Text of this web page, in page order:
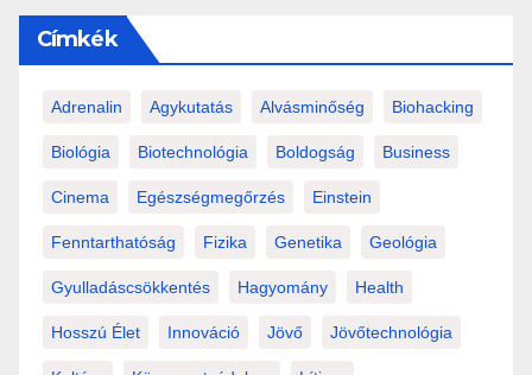
Címkék
Adrenalin Agykutatás Alvásminőség Biohacking
Biológia Biotechnológia Boldogság Business
Cinema Egészségmegőrzés Einstein
Fenntarthatóság Fizika Genetika Geológia
Gyulladáscsökkentés Hagyomány Health
Hosszú Élet Innováció Jövő Jövőtechnológia